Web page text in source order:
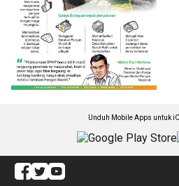
Unduh Mobile Apps untuk